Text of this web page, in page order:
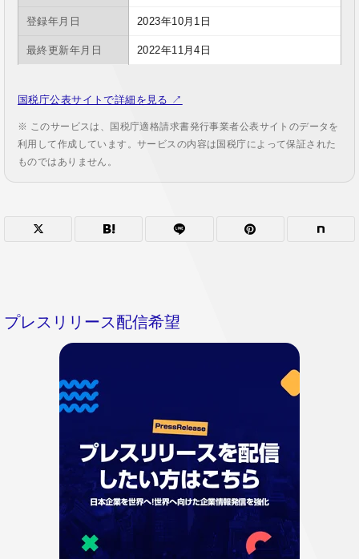
登録年月日 2023年10月1日
最終更新年月日 2022年11月4日
国税庁公表サイトで詳細を見る ↗
※ このサービスは、国税庁適格請求書発行事業者公表サイトのデータを
利用して作成しています。サービスの内容は国税庁によって保証された
ものではありません。
プレスリリース配信希望